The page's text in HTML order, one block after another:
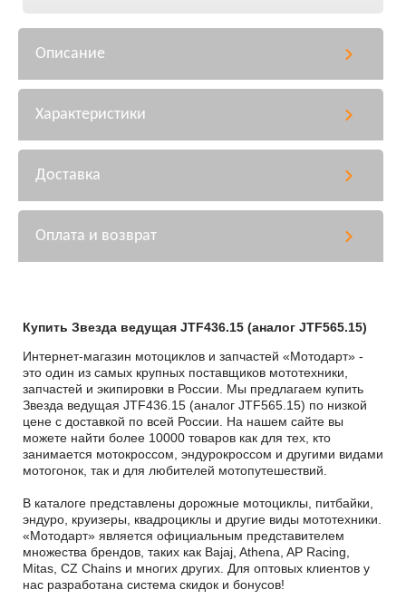
Описание
Характеристики
Доставка
Оплата и возврат
Купить Звезда ведущая JTF436.15 (аналог JTF565.15)
Интернет-магазин мотоциклов и запчастей «Мотодарт» -
это один из самых крупных поставщиков мототехники,
запчастей и экипировки в России. Мы предлагаем купить
Звезда ведущая JTF436.15 (аналог JTF565.15) по низкой
цене с доставкой по всей России. На нашем сайте вы
можете найти более 10000 товаров как для тех, кто
занимается мотокроссом, эндурокроссом и другими видами
мотогонок, так и для любителей мотопутешествий.
В каталоге представлены дорожные мотоциклы, питбайки,
эндуро, круизеры, квадроциклы и другие виды мототехники.
«Мотодарт» является официальным представителем
множества брендов, таких как Bajaj, Athena, AP Racing,
Mitas, CZ Chains и многих других. Для оптовых клиентов у
нас разработана система скидок и бонусов!